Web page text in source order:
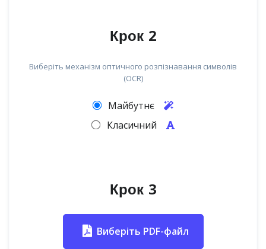
Крок 2
Виберіть механізм оптичного розпізнавання символів
(OCR)
Майбутнє
Класичний
Крок 3
Виберіть PDF-файл